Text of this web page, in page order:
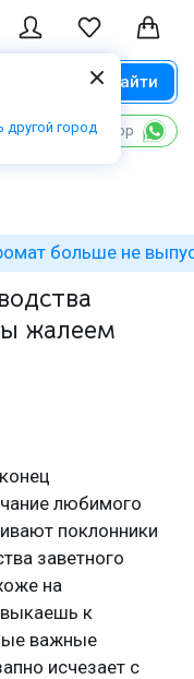
другой город
Найти
в WhatsApp
больше не
жалеем
любимого
поклонники
заветного
на
к
важные
исчезает с